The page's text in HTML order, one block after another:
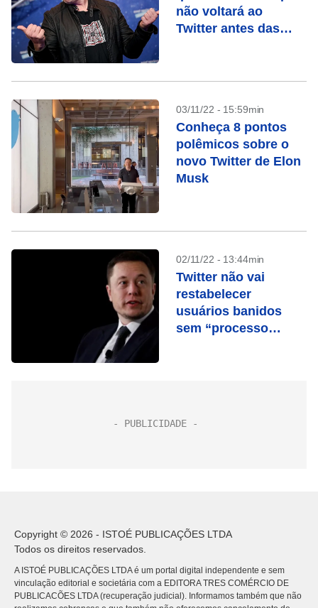
não voltará ao
Twitter antes das
03/11/22 - 15:59min
Conheça 8 pontos
polêmicos sobre o
novo Twitter de Elon
Musk
02/11/22 - 13:44min
Twitter não vai
restabelecer
usuários banidos
sem “processo
Copyright © 2026 - ISTOÉ PUBLICAÇÕES LTDA
Todos os direitos reservados.
A ISTOÉ PUBLICAÇÕES LTDA é um portal digital independente e sem
vinculação editorial e societária com a EDITORA TRES COMÉRCIO DE
PUBLICACÕES LTDA (recuperação judicial). Informamos também que não